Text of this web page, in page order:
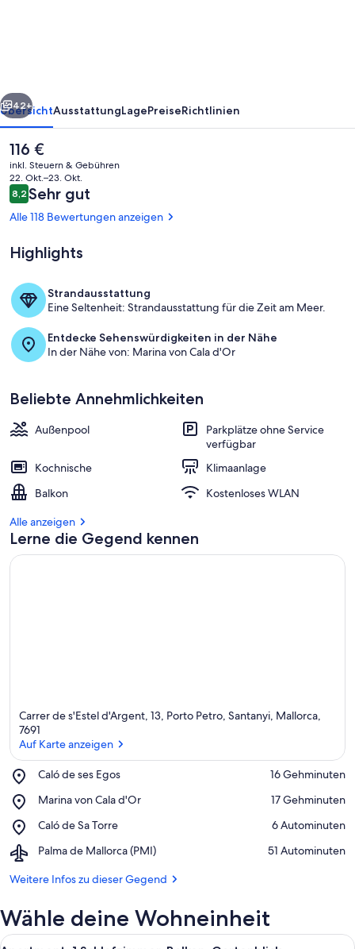
Weiter
42+
ÜbersichtAusstattungLagePreiseRichtlinien
Der
aktuelle
Preis
beträgt
116 €.
116 €
inkl. Steuern & Gebühren
22. Okt.–23. Okt.
Bewertungen
8,28,2 von 10.
Sehr gut
Alle 118 Bewertungen anzeigen
Highlights
Strandausstattung
Eine Seltenheit: Strandausstattung für die Zeit am Meer.
Entdecke Sehenswürdigkeiten in der Nähe
In der Nähe von: Marina von Cala d'Or
Beliebte Annehmlichkeiten
Außenpool
Parkplätze ohne Service
verfügbar
Kochnische
Klimaanlage
Balkon
Kostenloses WLAN
Alle anzeigen
Lerne die Gegend kennen
Carrer de s'Estel d'Argent, 13, Porto Petro, Santanyi, Mallorca,
7691
Auf Karte anzeigen
Caló de ses Egos
Place,
de
Egos
‪16 Gehminuten‬
Marina von Cala d'Or
Place,
von
d'Or
‪17 Gehminuten‬
Caló de Sa Torre
Place,
de
Torre
‪6 Autominuten‬
Palma de Mallorca (PMI)
Airport,
de
(PMI)
‪51 Autominuten‬
Weitere Infos zu dieser Gegend
Wähle deine Wohneinheit
Alle
Ein Balkon mit Pool, weißem Zaun